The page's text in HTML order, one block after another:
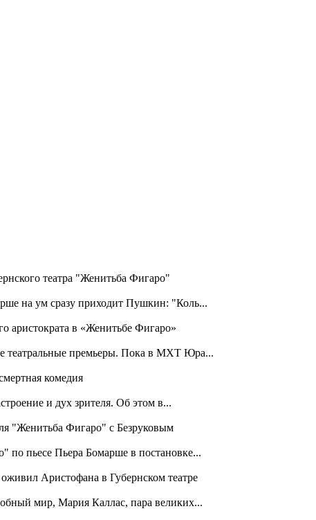
театра "Женитьба Фигаро"
на ум сразу приходит Пушкин: "Коль...
аристократа в «Женитьбе Фигаро»
театральные премьеры. Пока в МХТ Юра...
комедия
и дух зрителя. Об этом в...
"Женитьба Фигаро" с Безруковым
по пьесе Пьера Бомарше в постановке...
Аристофана в Губернском театре
мир, Мария Каллас, пара великих...